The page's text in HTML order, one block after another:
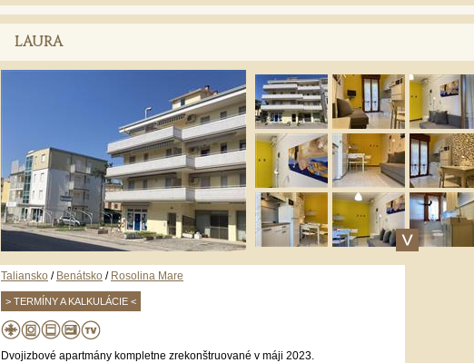
LAURA
Taliansko / Benátsko / Rosolina Mare
> TERMÍNY A KALKULÁCIE <
Dvojizbové apartmány kompletne zrekonštruované v máji 2023.